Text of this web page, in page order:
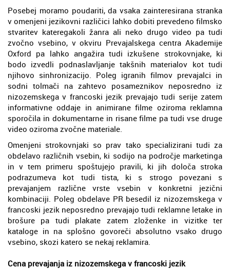
Posebej moramo poudariti, da vsaka zainteresirana stranka
v omenjeni jezikovni različici lahko dobiti prevedeno filmsko
stvaritev kateregakoli žanra ali neko drugo video pa tudi
zvočno vsebino, v okviru Prevajalskega centra Akademije
Oxford pa lahko angažira tudi izkušene strokovnjake, ki
bodo izvedli podnaslavljanje takšnih materialov kot tudi
njihovo sinhronizacijo. Poleg igranih filmov prevajalci in
sodni tolmači na zahtevo posameznikov neposredno iz
nizozemskega v francoski jezik prevajajo tudi serije zatem
informativne oddaje in animirane filme oziroma reklamna
sporočila in dokumentarne in risane filme pa tudi vse druge
video oziroma zvočne materiale.
Omenjeni strokovnjaki so prav tako specializirani tudi za
obdelavo različnih vsebin, ki sodijo na področje marketinga
in v tem primeru spoštujejo pravili, ki jih določa stroka
podrazumeva kot tudi tista, ki s strogo povezani s
prevajanjem različne vrste vsebin v konkretni jezični
kombinaciji. Poleg obdelave PR besedil iz nizozemskega v
francoski jezik neposredno prevajajo tudi reklamne letake in
brošure pa tudi plakate zatem zloženke in vizitke ter
kataloge in na splošno govoreči absolutno vsako drugo
vsebino, skozi katero se nekaj reklamira.
Cena prevajanja iz nizozemskega v francoski jezik